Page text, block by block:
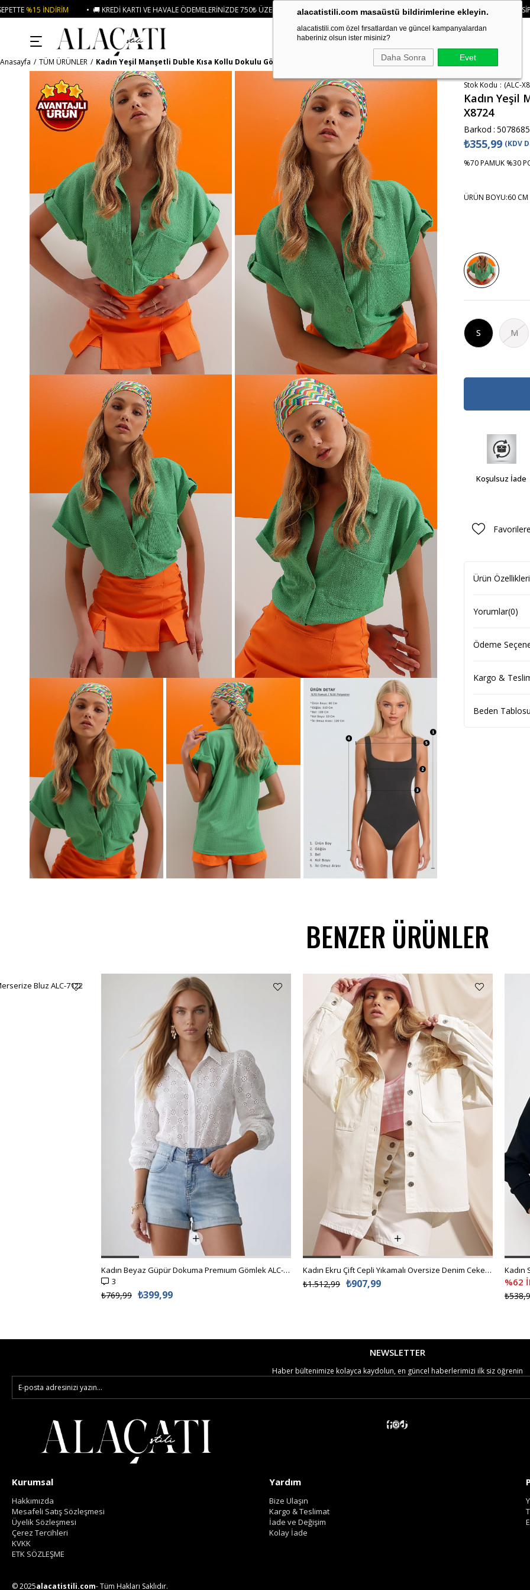
alacatistili.com masaüstü bildirimlerine ekleyin.
alacatistili.com özel fırsatlardan ve güncel kampanyalardan
haberiniz olsun ister misiniz?
Daha Sonra Evet
• 🚚 KREDI KARTI VE HAVALE ÖDEMELERINIZDE 750₺ ÜZERI KARGO ÜCRETSIZ • 🛍️ YENI SEZON ÜRÜNLERINDE 2 ÜRÜN VE ÜZERI SIPARIŞLERDE SEPETTE
Anasayfa TÜM ÜRÜNLER Kadın Yeşil Manşetli Duble Kısa Kollu Dokulu Gömlek ALC-X8724
Stok Kodu (ALC-
Kadın Yeşil
X8724
Barkod :
₺355,99 (KDV
%70 PAMUK %30
ÜRÜN BOYU:60
S M
Koşulsuz İade
Ürün Özellikleri
Yorumlar(0)
Ödeme
Kargo &
Beden Tablosu
BENZER ÜRÜNLER
Bluz ALC-7122
Kadın Beyaz Güpür Dokuma Premıum Gömlek ALC-X4366
3
₺399,99
₺769,99
Kadın Ekru Çift Cepli Yıkamalı Oversize Denim Ceket ALC-X8152
₺907,99
₺1.512,99 %62
NEWSLETTER
Haber bültenimize kolayca kaydolun, en güncel haberlerimizi ilk siz öğrenin
Kurumsal
Hakkımızda
Mesafeli Satış Sözleşmesi
Üyelik Sözleşmesi
Çerez Tercihleri
KVKK
ETK SÖZLEŞME
Yardım
Bize Ulaşın
Kargo & Teslimat
İade ve Değişim
Kolay İade
© 2025alacatistili.com- Tüm Hakları Saklıdır.